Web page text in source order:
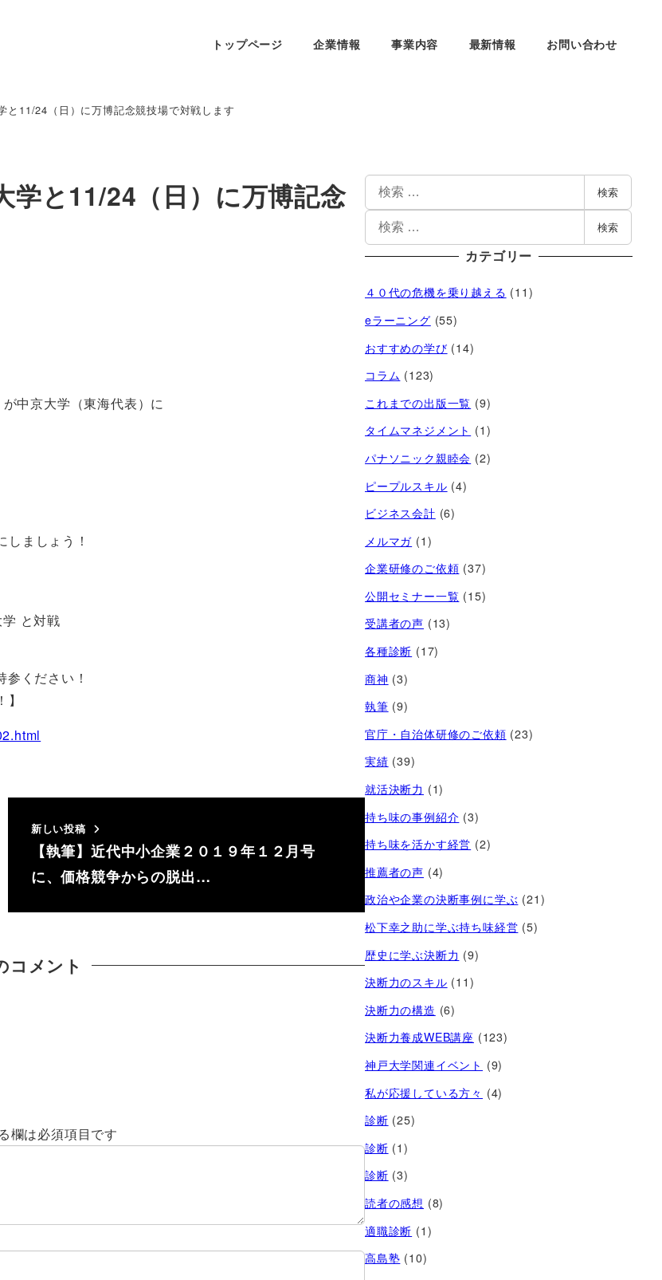
トップページ 企業情報 事業内容 最新情報 お問い合わせ
11/24（日）に万博記念競技場で対戦します
と11/24（日）に万博記念
中京大学（東海代表）に
ましょう！
と対戦
ください！
】
新しい投稿
【執筆】近代中小企業２０１９年１２月号
に、価格競争からの脱出…
コメント
欄は必須項目です
検索
検索
カテゴリー
４０代の危機を乗り越える (11)
eラーニング (55)
おすすめの学び (14)
コラム (123)
これまでの出版一覧 (9)
タイムマネジメント (1)
パナソニック親睦会 (2)
ピープルスキル (4)
ビジネス会計 (6)
メルマガ (1)
企業研修のご依頼 (37)
公開セミナー一覧 (15)
受講者の声 (13)
各種診断 (17)
商神 (3)
執筆 (9)
官庁・自治体研修のご依頼 (23)
実績 (39)
就活決断力 (1)
持ち味の事例紹介 (3)
持ち味を活かす経営​ (2)
推薦者の声 (4)
政治や企業の決断事例に学ぶ (21)
松下幸之助に学ぶ持ち味経営 (5)
歴史に学ぶ決断力 (9)
決断力のスキル (11)
決断力の構造 (6)
決断力養成WEB講座 (123)
神戸大学関連イベント (9)
私が応援している方々 (4)
診断 (25)
診断 (1)
診断 (3)
読者の感想 (8)
適職診断 (1)
高島塾 (10)